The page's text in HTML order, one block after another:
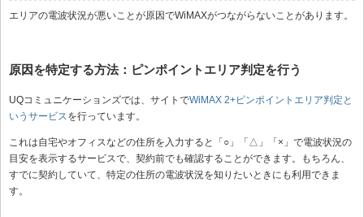
エリアの電波状況が悪いことが原因でWiMAXがつながらないことがあります。
原因を特定する方法：ピンポイントエリア判定を行う
UQコミュニケーションズでは、サイトでWiMAX 2+ピンポイントエリア判定と
いうサービスを行っています。
これは自宅やオフィスなどの住所を入力すると「○」「△」「×」で電波状況の
目安を表示するサービスで、契約前でも確認することができます。もちろん、
すでに契約していて、特定の住所の電波状況を知りたいときにも利用できま
す。